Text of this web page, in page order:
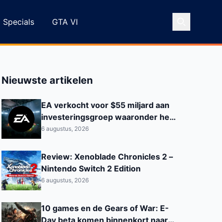
Specials GTA VI
Nieuwste artikelen
EA verkocht voor $55 miljard aan
investeringsgroep waaronder het
Saoedi‑Arabisch PIF
6 augustus, 2026
Review: Xenoblade Chronicles 2 –
Nintendo Switch 2 Edition
6 augustus, 2026
10 games en de Gears of War: E-
Day beta komen binnenkort naar